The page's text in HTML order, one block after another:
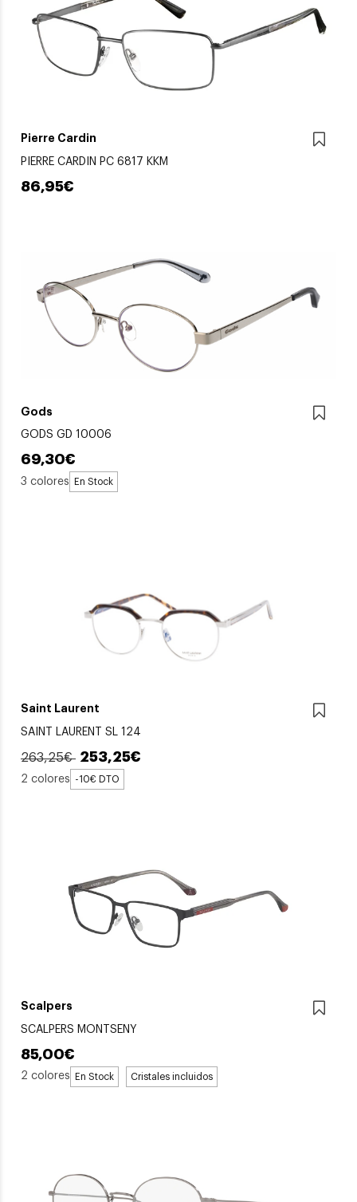
Pierre Cardin
PIERRE CARDIN PC 6817 KKM
86,95€
Gods
GODS GD 10006
69,30€
3 colores En Stock
Saint Laurent
SAINT LAURENT SL 124
263,25€ 253,25€
2 colores -10€ DTO
Scalpers
SCALPERS MONTSENY
85,00€
2 colores En Stock Cristales incluidos